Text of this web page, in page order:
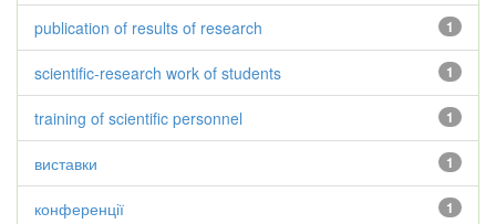
1
publication of results of research
1
scientific-research work of students
1
training of scientific personnel
1
виставки
1
конференції